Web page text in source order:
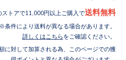
ストアで11,000円以上ご購入で送料無料
条件により送料が異なる場合があります。
詳しくはこちら をご確認ください。
に対して加算される為、このページでの獲